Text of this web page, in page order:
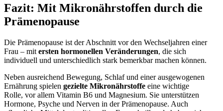
Fazit: Mit Mikronährstoffen durch die
Prämenopause
Die Prämenopause ist der Abschnitt vor den Wechseljahren einer
Frau – mit ersten hormonellen Veränderungen, die sich
individuell und unterschiedlich stark bemerkbar machen können.
Neben ausreichend Bewegung, Schlaf und einer ausgewogenen
Ernährung spielen gezielte Mikronährstoffe eine wichtige
Rolle, vor allem Vitamin B6 und Magnesium. Sie unterstützen
Hormone, Psyche und Nerven in der Prämenopause. Auch